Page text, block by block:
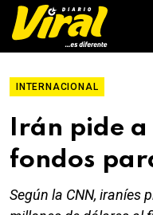
INTERNACIONAL
Irán pide
fondos
Según la CNN, iraníes